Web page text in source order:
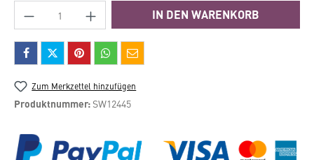
Produkt Anzahl: Gib den gewünschten
IN DEN WARENKORB
Zum Merkzettel hinzufügen
Produktnummer: SW12445